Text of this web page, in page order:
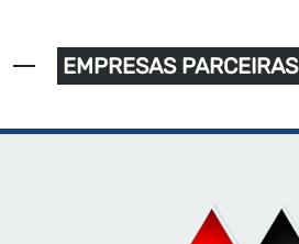
EMPRESAS PARCEIRAS